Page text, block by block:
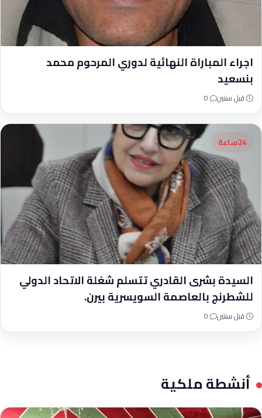
اجراء المباراة النهائية لدوري المرحوم محمد
بنسعيد
قبل سنتين
24ساعة
السيدة بشرى القادري تتسلم شغلة الاتحاد الدولي
للشطرنج بالعاصمة السويسرية بيرن.
قبل سنتين
أنشطة ملكية